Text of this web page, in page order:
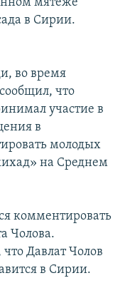
мятеже
в Сирии.
во время
что
участие в
в
молодых
на Среднем
комментировать
Чолова.
Давлат Чолов
в Сирии.